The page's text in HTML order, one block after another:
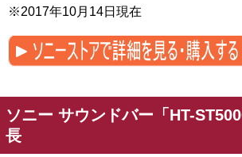
※2017年10月14日現在
ソニー サウンドバー「HT-
長